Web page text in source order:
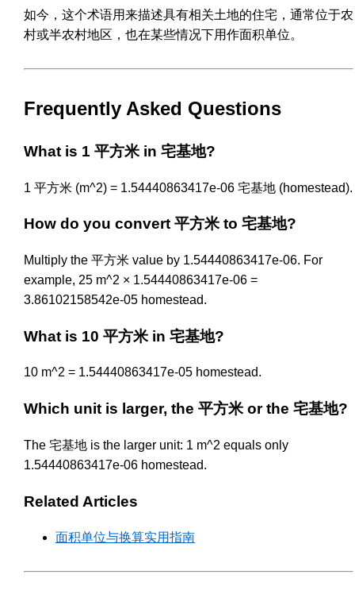
如今，这个术语用来描述具有相关土地的住宅，通常位于农
村或半农村地区，也在某些情况下用作面积单位。
Frequently Asked Questions
What is 1 平方米 in 宅基地?
1 平方米 (m^2) = 1.54440863417e-06 宅基地 (homestead).
How do you convert 平方米 to 宅基地?
Multiply the 平方米 value by 1.54440863417e-06. For
example, 25 m^2 × 1.54440863417e-06 =
3.86102158542e-05 homestead.
What is 10 平方米 in 宅基地?
10 m^2 = 1.54440863417e-05 homestead.
Which unit is larger, the 平方米 or the 宅基地?
The 宅基地 is the larger unit: 1 m^2 equals only
1.54440863417e-06 homestead.
Related Articles
面积单位与换算实用指南